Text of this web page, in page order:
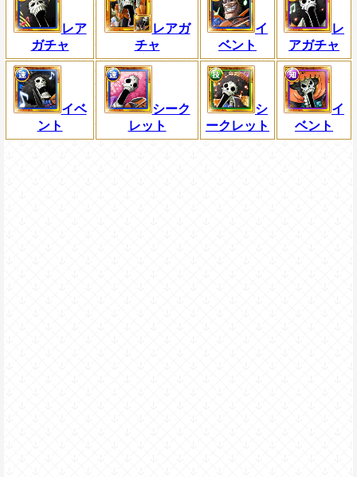
レア
ガチャ
レアガ
チャ
イ
ベント
レ
アガチャ
イベ
ント
シーク
レット
シ
ークレット
イ
ベント